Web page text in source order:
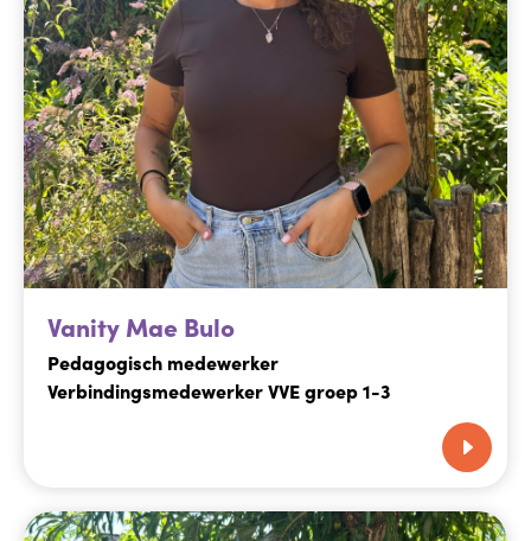
Vanity Mae Bulo
Pedagogisch medewerker
Verbindingsmedewerker VVE groep 1-3